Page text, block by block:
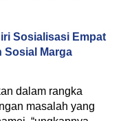
Sosialisasi Empat
Sosial Marga
dalam rangka
masalah yang